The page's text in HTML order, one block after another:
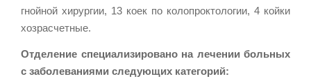
гнойной хирургии, 13 коек по колопроктологии, 4 койки
хозрасчетные.
Отделение специализировано на лечении больных
с заболеваниями следующих категорий: